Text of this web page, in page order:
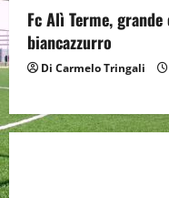
Fc Alì Terme,
biancazzurro
Di Carmelo Tringali